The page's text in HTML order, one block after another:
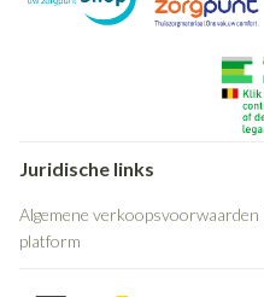
Juridische links
Algemene verkoopsvoorwaarden
platform